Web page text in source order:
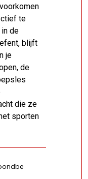
te
de
blijft
je
de
die ze
sporten